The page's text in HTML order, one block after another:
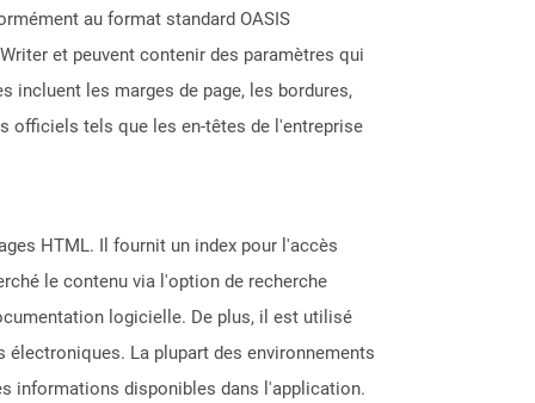
au format standard OASIS
et peuvent contenir des paramètres qui
incluent les marges de page, les bordures,
officiels tels que les en-têtes de l'entreprise
HTML. Il fournit un index pour l'accès
le contenu via l'option de recherche
logicielle. De plus, il est utilisé
La plupart des environnements
informations disponibles dans l'application.